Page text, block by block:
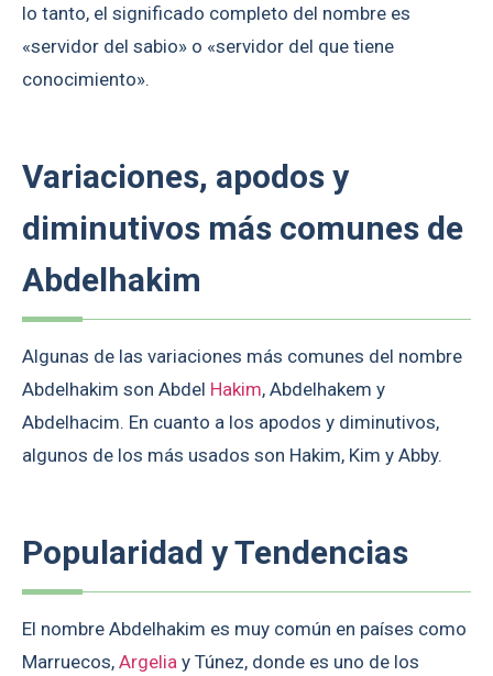
lo tanto, el significado completo del nombre es
«servidor del sabio» o «servidor del que tiene
conocimiento».
Variaciones, apodos y
diminutivos más comunes de
Abdelhakim
Algunas de las variaciones más comunes del nombre
Abdelhakim son Abdel Hakim, Abdelhakem y
Abdelhacim. En cuanto a los apodos y diminutivos,
algunos de los más usados son Hakim, Kim y Abby.
Popularidad y Tendencias
El nombre Abdelhakim es muy común en países como
Marruecos, Argelia y Túnez, donde es uno de los